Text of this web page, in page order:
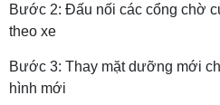
Bước 2: Đấu nối các cổng chờ
theo xe
Bước 3: Thay mặt dưỡng mới
hình mới